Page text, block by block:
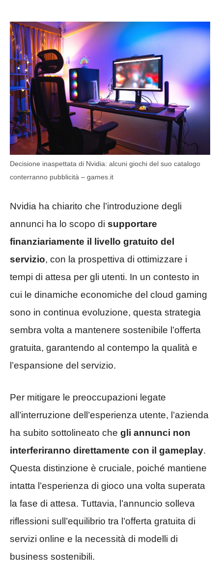
Decisione inaspettata di Nvidia: alcuni giochi del suo catalogo
conterranno pubblicità – games.it
Nvidia ha chiarito che l’introduzione degli
annunci ha lo scopo di supportare
finanziariamente il livello gratuito del
servizio, con la prospettiva di ottimizzare i
tempi di attesa per gli utenti. In un contesto in
cui le dinamiche economiche del cloud gaming
sono in continua evoluzione, questa strategia
sembra volta a mantenere sostenibile l’offerta
gratuita, garantendo al contempo la qualità e
l’espansione del servizio.
Per mitigare le preoccupazioni legate
all’interruzione dell’esperienza utente, l’azienda
ha subito sottolineato che gli annunci non
interferiranno direttamente con il gameplay.
Questa distinzione è cruciale, poiché mantiene
intatta l’esperienza di gioco una volta superata
la fase di attesa. Tuttavia, l’annuncio solleva
riflessioni sull’equilibrio tra l’offerta gratuita di
servizi online e la necessità di modelli di
business sostenibili.